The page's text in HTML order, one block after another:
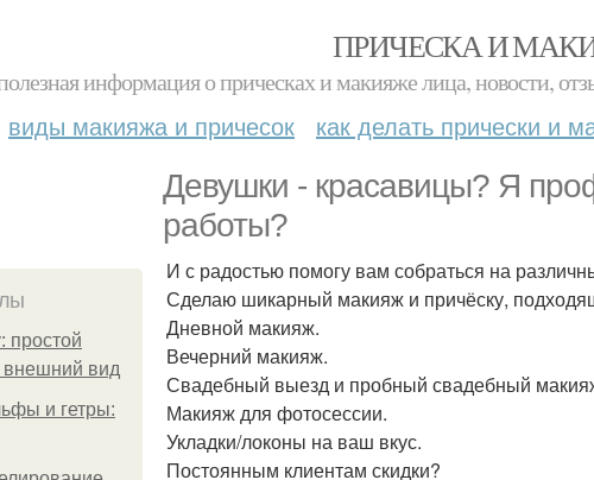
ПРИЧЕСКА И
информация о прическах и макияже лица, новости,
виды макияжа и причесок как делать прически и
Девушки - красавицы? Я
работы?
простой
внешний вид
и гетры:
И с радостью помогу вам собраться на
Сделаю шикарный макияж и причёску,
Дневной макияж.
Вечерний макияж.
Свадебный выезд и пробный свадебный
Макияж для фотосессии.
Укладки/локоны на ваш вкус.
Постоянным клиентам скидки?